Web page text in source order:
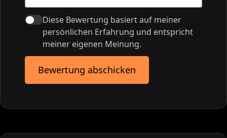
Diese Bewertung basiert auf meiner
persönlichen Erfahrung und entspricht
meiner eigenen Meinung.
Bewertung abschicken